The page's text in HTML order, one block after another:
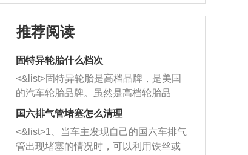
推荐阅读
固特异轮胎什么档次
<&list>固特异轮胎是高档品牌，是美国
的汽车轮胎品牌。虽然是高档轮胎品
牌，但是中高低端的轮胎都有生产，这
也是为了更好的开拓市场。
国六排气管堵塞怎么清理
<&list>1、当车主发现自己的国六车排气
管出现堵塞的情况时，可以利用铁丝或